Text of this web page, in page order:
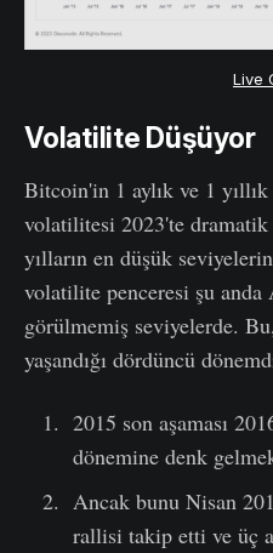
Live
Volatilite Düşüyor
Bitcoin'in 1 aylık ve 1
volatilitesi 2023'te
yılların en düşük
volatilite penceresi şu anda
görülmemiş seviyelerde. Bu,
yaşandığı dördüncü
2015 son aşaması
dönemine denk
Ancak bunu Nisan
rallisi takip etti ve üç